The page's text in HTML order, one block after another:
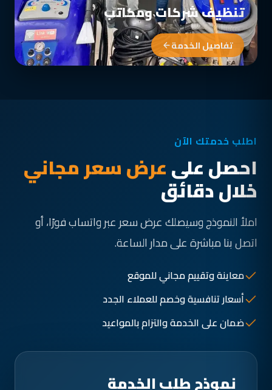
تنظيف شركات ومكاتب
تفاصيل الخدمة
اطلب خدمتك الآن
احصل علىعرض سعر مجاني
خلال دقائق
املأ النموذج وسيصلك عرض سعر عبر واتساب فورًا، أو
اتصل بنا مباشرة على مدار الساعة.
معاينة وتقييم مجاني للموقع
أسعار تنافسية وخصم للعملاء الجدد
ضمان على الخدمة والتزام بالمواعيد
نموذج طلب الخدمة